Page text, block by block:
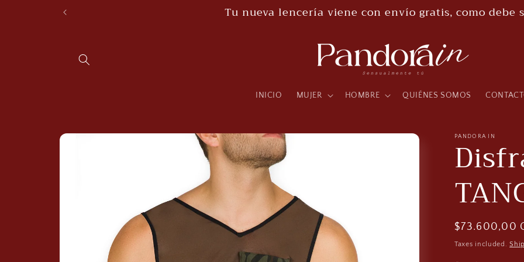
Tu nueva lencería viene con envío gratis, como debe
INICIO MUJER HOMBRE QUIÉNES SOMOS
Skip to
PANDORA IN
Regular
price
$73.600,00
Taxes included.